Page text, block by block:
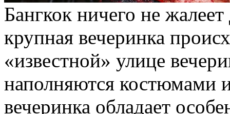
Бангкок ничего не
крупная вечеринка
«известной» улице
наполняются костюмами
вечеринка обладает